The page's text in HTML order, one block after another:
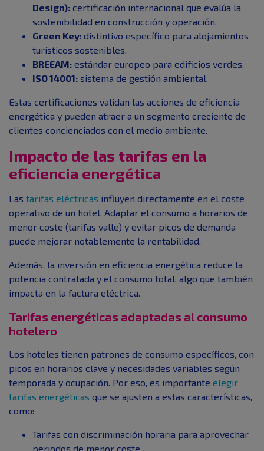
Design): certificación internacional que evalúa la
sostenibilidad en construcción y operación.
Green Key: distintivo específico para alojamientos
turísticos sostenibles.
BREEAM: estándar europeo para edificios verdes.
ISO 14001: sistema de gestión ambiental.
Estas certificaciones validan las acciones de eficiencia
energética y pueden atraer a un segmento creciente de
clientes concienciados con el medio ambiente.
Impacto de las tarifas en la
eficiencia energética
Las tarifas eléctricas influyen directamente en el coste
operativo de un hotel. Adaptar el consumo a horarios de
menor coste (tarifas valle) y evitar picos de demanda
puede mejorar notablemente la rentabilidad.
Además, la inversión en eficiencia energética reduce la
potencia contratada y el consumo total, algo que también
impacta en la factura eléctrica.
Tarifas energéticas adaptadas al consumo
hotelero
Los hoteles tienen patrones de consumo específicos, con
picos en horarios clave y necesidades variables según
temporada y ocupación. Por eso, es importante elegir
tarifas energéticas que se ajusten a estas características,
como:
Tarifas con discriminación horaria para aprovechar
periodos de menor coste.